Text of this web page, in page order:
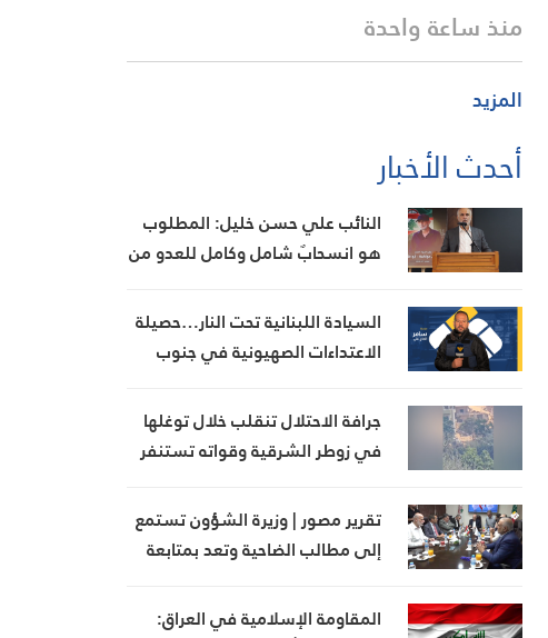
منذ ساعة واحدة
المزيد
أحدث الأخبار
النائب علي حسن خليل: المطلوب
هو انسحابٌ شامل وكامل للعدو من
السيادة اللبنانية تحت النار…حصيلة
الاعتداءات الصهيونية في جنوب
جرافة الاحتلال تنقلب خلال توغلها
في زوطر الشرقية وقواته تستنفر
تقرير مصور | وزيرة الشؤون تستمع
إلى مطالب الضاحية وتعد بمتابعة
المقاومة الإسلامية في العراق: